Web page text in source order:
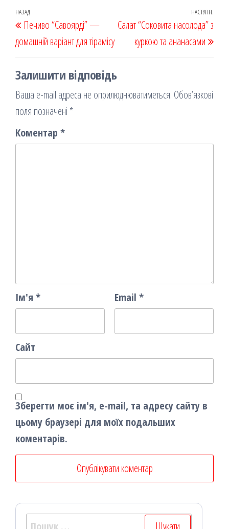
k on ис
я
Навігація
записів
Попередній
запис
НАЗАД
Печиво “Савоярді” —
домашній варіант для тірамісу
НАСТУПН.
Салат “Соковита насолода” з
куркою та ананасами
Залишити відповідь
Ваша e-mail адреса не оприлюднюватиметься. Обов’язкові
поля позначені *
Коментар *
Ім'я * Email *
Сайт
Зберегти моє ім'я, e-mail, та адресу сайту в
цьому браузері для моїх подальших
коментарів.
Пошук: